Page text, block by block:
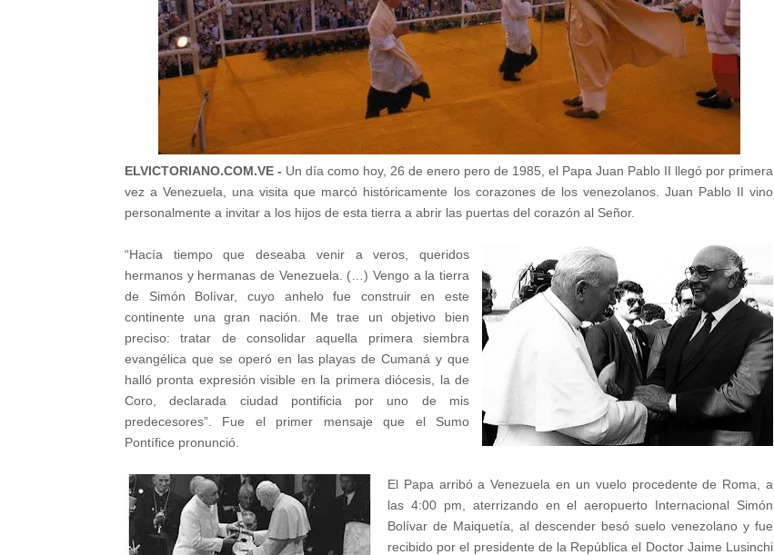
ELVICTORIANO.COM.VE - Un día como hoy, 26 de enero pero de 1985, el Papa Juan Pablo II llegó por primera
vez a Venezuela, una visita que marcó históricamente los corazones de los venezolanos. Juan Pablo II vino
personalmente a invitar a los hijos de esta tierra a abrir las puertas del corazón al Señor.
“Hacía tiempo que deseaba venir a veros, queridos
hermanos y hermanas de Venezuela. (…) Vengo a la tierra
de Simón Bolívar, cuyo anhelo fue construir en este
continente una gran nación. Me trae un objetivo bien
preciso: tratar de consolidar aquella primera siembra
evangélica que se operó en las playas de Cumaná y que
halló pronta expresión visible en la primera diócesis, la de
Coro, declarada ciudad pontificia por uno de mis
predecesores”. Fue el primer mensaje que el Sumo
Pontífice pronunció.
El Papa arribó a Venezuela en un vuelo procedente de Roma, a
las 4:00 pm, aterrizando en el aeropuerto Internacional Simón
Bolívar de Maiquetía, al descender besó suelo venezolano y fue
recibido por el presidente de la República el Doctor Jaime Lusinchi